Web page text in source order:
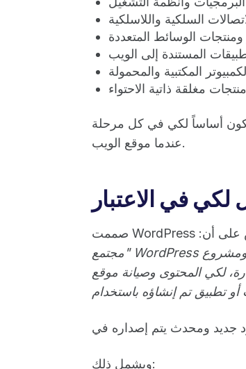
السلكية واللاسلكية
ومنتجات الوسائط المتعددة
المستندة إلى الويب
المكتبية والمحمولة
منتجات مغلقة ذاتية الاحتواء
تكون أساساً لكي في كل مرحلة
عندما موقع الويب.
في الاعتبار
على أن:
"مجتمع WordPress ومشروع WordPress مفتوح المصدر ملتزمان لكي شاملين ومتاحين قدر
لكي المحتوى وصيانة موقع
ويشمل ذلك: